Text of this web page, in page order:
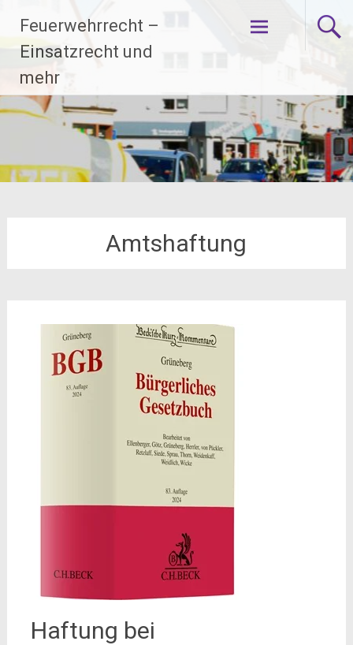
Inhalt
springen
Feuerwehrrecht –
Einsatzrecht und
mehr
Amtshaftung
Haftung bei